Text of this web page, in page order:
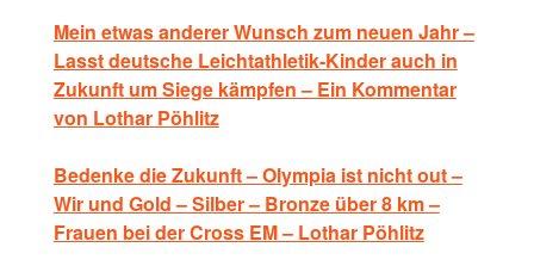
Mein etwas anderer Wunsch zum neuen Jahr –
Lasst deutsche Leichtathletik-Kinder auch in
Zukunft um Siege kämpfen – Ein Kommentar
von Lothar Pöhlitz
Bedenke die Zukunft – Olympia ist nicht out –
Wir und Gold – Silber – Bronze über 8 km –
Frauen bei der Cross EM – Lothar Pöhlitz